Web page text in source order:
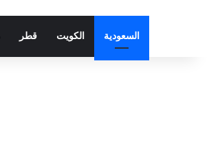
السعودية الكويت قطر